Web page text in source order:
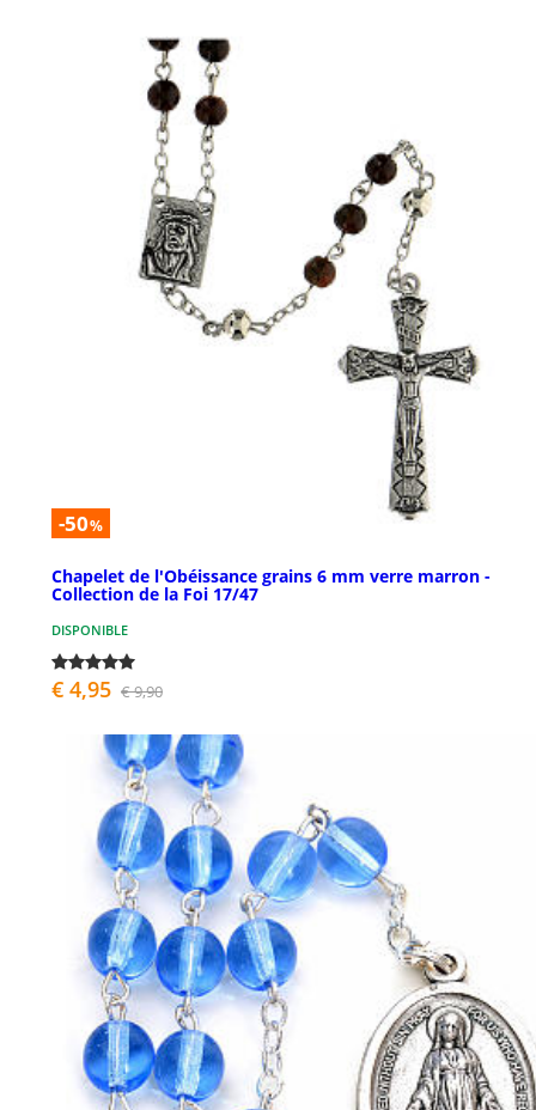
-50%
Chapelet de l'Obéissance grains 6 mm verre marron -
Collection de la Foi 17/47
DISPONIBLE
€ 4,95 € 9,90